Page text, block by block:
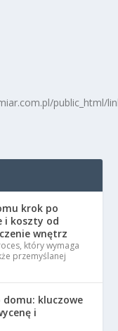
public_html/
krok po
i koszty od
wnętrz
który wymaga
przemyślanej
kluczowe
i